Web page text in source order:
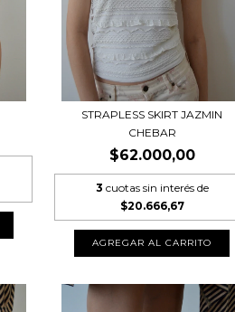
STRAPLESS SKIRT JAZMIN
CHEBAR
$62.000,00
3 cuotas sin interés de
$20.666,67